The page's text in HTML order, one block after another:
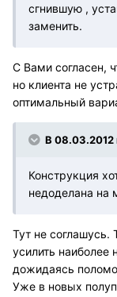
сгнившую ,
заменить.
С Вами согласен,
но клиента не
оптимальный
В 08.03.2012
Конструкция
недоделана на
Тут не соглашусь.
усилить наиболее
дожидаясь
Уже в новых